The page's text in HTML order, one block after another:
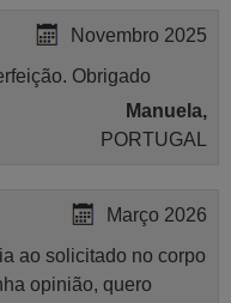
Novembro 2025
Obrigado
Manuela,
PORTUGAL
Março 2026
ao solicitado no corpo
opinião, quero